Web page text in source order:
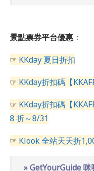
景點票券平台優惠 ：
☞ KKday 夏日折扣
☞ KKday折扣碼【
☞ KKday折扣碼【
8 折～8/31
☞ Klook 全站天天折
» GetYourGuide 咪